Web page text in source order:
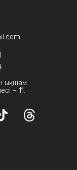
ықшам
– 11.